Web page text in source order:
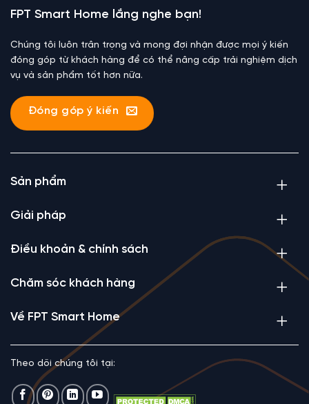
FPT Smart Home lắng nghe bạn!
Chúng tôi luôn trân trọng và mong đợi nhận được mọi ý kiến
đóng góp từ khách hàng để có thể nâng cấp trải nghiệm dịch
vụ và sản phẩm tốt hơn nữa.
Đóng góp ý kiến
Sản phẩm
Giải pháp
Điều khoản & chính sách
Chăm sóc khách hàng
Về FPT Smart Home
Theo dõi chúng tôi tại: